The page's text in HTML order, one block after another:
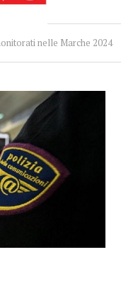
nelle Marche 2024